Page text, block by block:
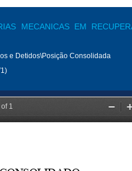
MECANICAS EM
e Detidos\Posição Consolidada